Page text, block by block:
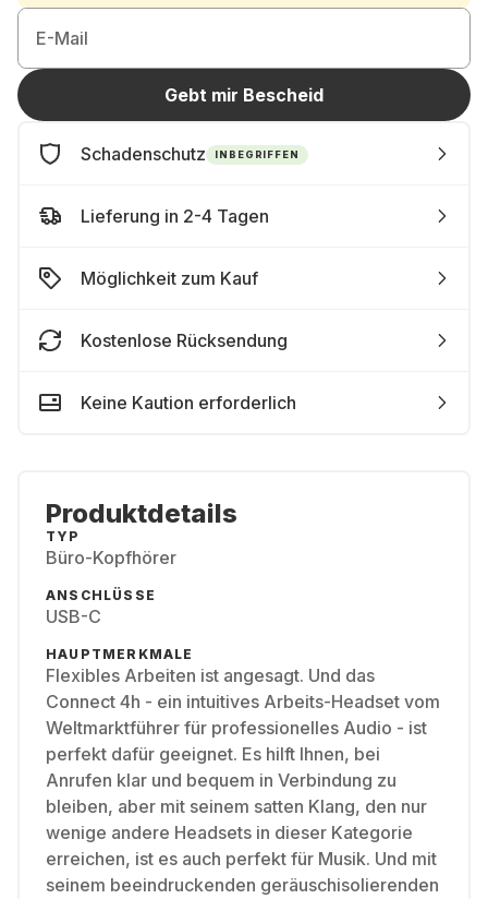
E-Mail
Gebt mir Bescheid
Schadenschutz INBEGRIFFEN
Lieferung in 2-4 Tagen
Möglichkeit zum Kauf
Kostenlose Rücksendung
Keine Kaution erforderlich
Produktdetails
TYP
Büro-Kopfhörer
ANSCHLÜSSE
USB-C
HAUPTMERKMALE
Flexibles Arbeiten ist angesagt. Und das
Connect 4h - ein intuitives Arbeits-Headset vom
Weltmarktführer für professionelles Audio - ist
perfekt dafür geeignet. Es hilft Ihnen, bei
Anrufen klar und bequem in Verbindung zu
bleiben, aber mit seinem satten Klang, den nur
wenige andere Headsets in dieser Kategorie
erreichen, ist es auch perfekt für Musik. Und mit
seinem beeindruckenden geräuschisolierenden